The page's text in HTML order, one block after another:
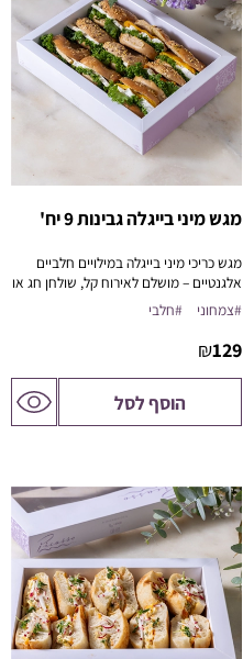
מגש מיני בייגלה גבינות 9 יח'
מגש כריכי מיני בייגלה במילויים חלביים
אלגנטיים – מושלם לאירוח קל, שולחן חג או
פגישת בוקר.
#צמחוני #חלבי
129
₪
הוסף לסל לדף
המוצר